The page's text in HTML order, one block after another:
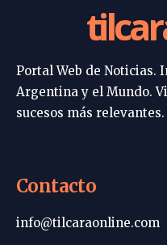
Portal Web de Noticias.
Argentina y el Mundo.
sucesos más relevantes.
Contacto
info@tilcaraonline.com